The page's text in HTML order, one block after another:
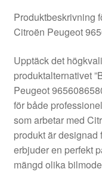
Kolla upp
Kontakt
Mitt konto
Om oss
Produktbeskrivning
Citroën Peugeot
Upptäck det
produktalternativet
Peugeot
för både
som arbetar med
produkt är designad
erbjuder en perfekt
mängd olika